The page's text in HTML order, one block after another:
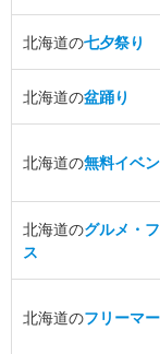
北海道の七夕祭り
北海道の盆踊り
北海道の無料イベ
北海道のグルメ・
ス
北海道のフリーマ